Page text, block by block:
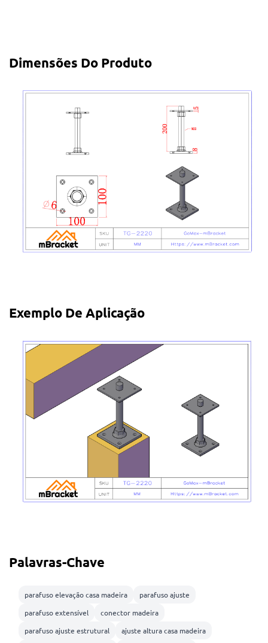
Dimensões Do Produto
Exemplo De Aplicação
Palavras-Chave
parafuso elevação casa madeira
parafuso ajuste
parafuso extensível
conector madeira
parafuso ajuste estrutural
ajuste altura casa madeira